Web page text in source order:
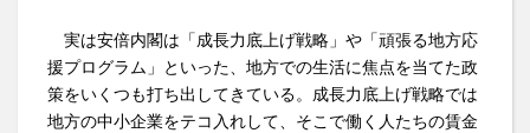
実は安倍内閣は「成長力底上げ戦略」や「頑張る地方応
援プログラム」といった、地方での生活に焦点を当てた政
策をいくつも打ち出してきている。成長力底上げ戦略では
地方の中小企業をテコ入れして、そこで働く人たちの賃金